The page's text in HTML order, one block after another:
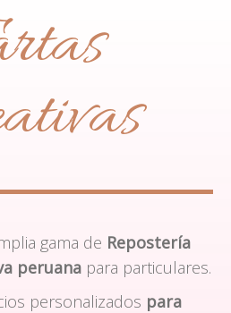
gama de Repostería
peruanapara particulares.
personalizados para